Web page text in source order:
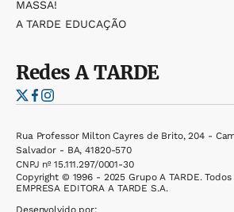
MASSA!
A TARDE EDUCAÇÃO
RedesA TARDE
Rua Professor Milton Cayres de Brito, 204 -
Salvador - BA, 41820-570
CNPJ nº 15.111.297/0001-30
Copyright © 1996 - 2025 Grupo A TARDE.
EMPRESA EDITORA A TARDE S.A.
Desenvolvido por: